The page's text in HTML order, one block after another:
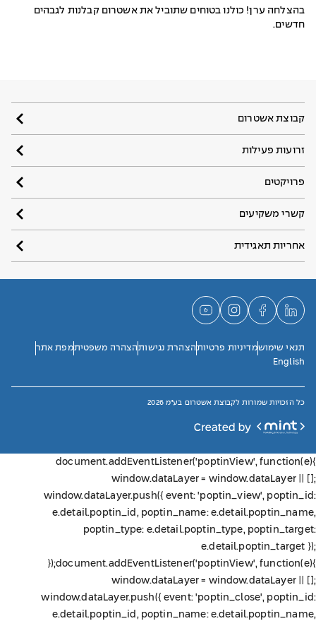
בהצלחה ערן! כולנו בטוחים שתוביל את אשטרום קבלנות לגבהים
חדשים.
קבוצת אשטרום
זרועות פעילות
פרויקטים
קשרי משקיעים
אחריות תאגידית
תנאי שימושמדיניות פרטיותהצהרת נגישותהצהרה משפטיתמפת אתר
English
כל הזכויות שמורות לקבוצת אשטרום בע"מ 2026
document.addEventListener('poptinView', function(e){
window.dataLayer = window.dataLayer || [];
window.dataLayer.push({ event: 'poptin_view', poptin_id:
e.detail.poptin_id, poptin_name: e.detail.poptin_name,
poptin_type: e.detail.poptin_type, poptin_target:
e.detail.poptin_target });
});document.addEventListener('poptinView', function(e){
window.dataLayer = window.dataLayer || [];
window.dataLayer.push({ event: 'poptin_close', poptin_id:
e.detail.poptin_id, poptin_name: e.detail.poptin_name,